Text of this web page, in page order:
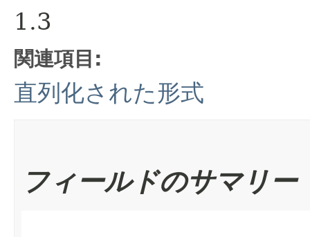
1.3
関連項目:
直列化された形式
フィールドのサマリー